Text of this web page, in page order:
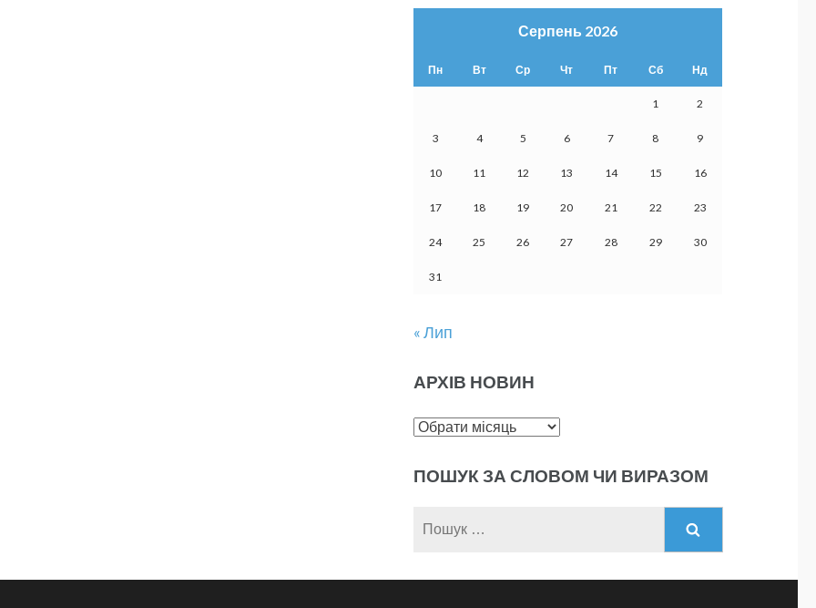
Серпень 2026
Пн Вт Ср Чт Пт Сб Нд
1 2
3 4 5 6 7 8 9
10 11 12 13 14 15 16
17 18 19 20 21 22 23
24 25 26 27 28 29 30
31
« Лип
АРХІВ НОВИН
Архів
ПОШУК ЗА СЛОВОМ ЧИ ВИРАЗОМ
Пошук: